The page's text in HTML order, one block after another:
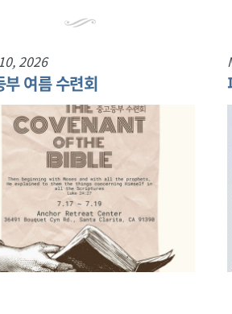
2026
부 여름 수련회